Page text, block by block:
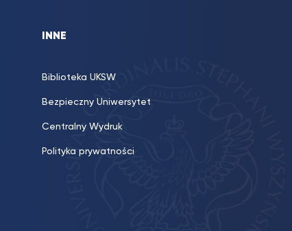
INNE
Biblioteka UKSW
Bezpieczny Uniwersytet
Centralny Wydruk
Polityka prywatności